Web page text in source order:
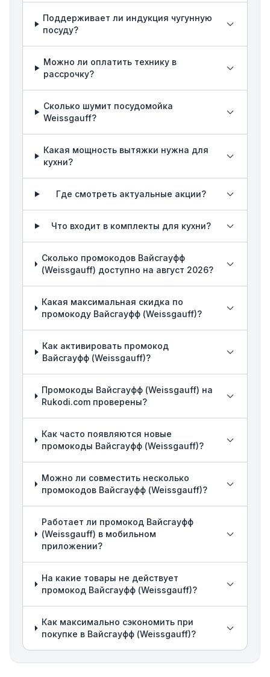
Поддерживает ли индукция чугунную
посуду?
Можно ли оплатить технику в
рассрочку?
Сколько шумит посудомойка
Weissgauff?
Какая мощность вытяжки нужна для
кухни?
Где смотреть актуальные акции?
Что входит в комплекты для кухни?
Сколько промокодов Вайсгауфф
(Weissgauff) доступно на август 2026?
Какая максимальная скидка по
промокоду Вайсгауфф (Weissgauff)?
Как активировать промокод
Вайсгауфф (Weissgauff)?
Промокоды Вайсгауфф (Weissgauff) на
Rukodi.com проверены?
Как часто появляются новые
промокоды Вайсгауфф (Weissgauff)?
Можно ли совместить несколько
промокодов Вайсгауфф (Weissgauff)?
Работает ли промокод Вайсгауфф
(Weissgauff) в мобильном
приложении?
На какие товары не действует
промокод Вайсгауфф (Weissgauff)?
Как максимально сэкономить при
покупке в Вайсгауфф (Weissgauff)?